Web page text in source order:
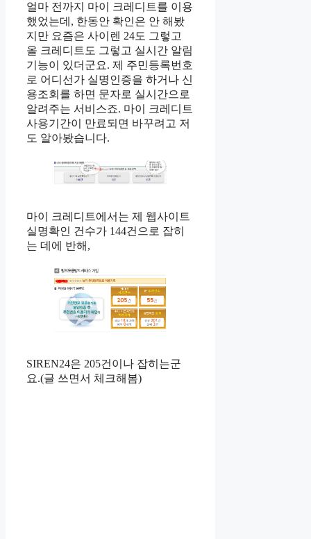
얼마 전까지 마이 크레디트를 이용
했었는데, 한동안 확인은 안 해봤
지만 요즘은 사이렌 24도 그렇고
올 크레디트도 그렇고 실시간 알림
기능이 있더군요. 제 주민등록번호
로 어디선가 실명인증을 하거나 신
용조회를 하면 문자로 실시간으로
알려주는 서비스죠. 마이 크레디트
사용기간이 만료되면 바꾸려고 저
도 알아봤습니다.
마이 크레디트에서는 제 웹사이트
실명확인 건수가 144건으로 잡히
는 데에 반해,
SIREN24은 205건이나 잡히는군
요.(글 쓰면서 체크해봄)